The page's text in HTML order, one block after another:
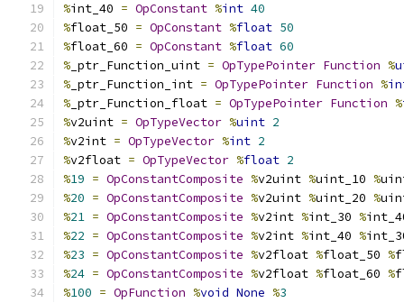
%int_40 = OpConstant %int 40
%float_50 = OpConstant %float 50
%float_60 = OpConstant %float 60
% _ptr_Function_uint = OpTypePointer Function %
% _ptr_Function_int = OpTypePointer Function %
% _ptr_Function_float = OpTypePointer Function %
%v2uint = OpTypeVector %uint 2
%v2int = OpTypeVector %int 2
%v2float = OpTypeVector %float 2
%19 = OpConstantComposite %v2uint %uint_10 %
%20 = OpConstantComposite %v2uint %uint_20 %
%21 = OpConstantComposite %v2int %int_30 %
%22 = OpConstantComposite %v2int %int_40 %
%23 = OpConstantComposite %v2float %float_50 %
%24 = OpConstantComposite %v2float %float_60 %
%100 = OpFunction %void None %3